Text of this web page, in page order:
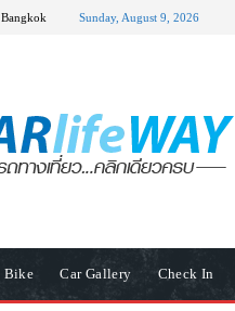
Bangkok Sunday, August 9, 2026
Bike Car Gallery Check In